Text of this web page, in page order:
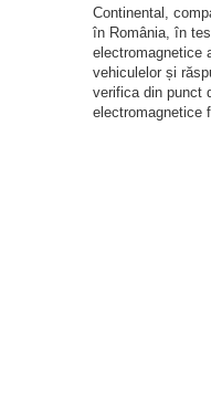
Continental,
în România, în
electromagnetice
vehiculelor și
verifica din punct
electromagnetice